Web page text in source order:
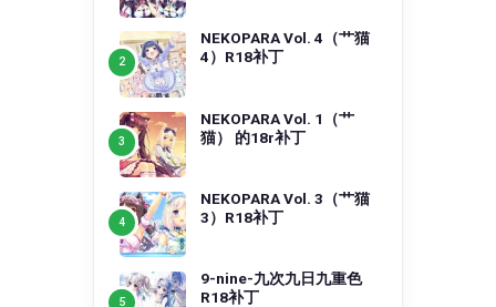
NEKOPARA Vol. 4（艹猫
4）R18补丁
NEKOPARA Vol. 1（艹
猫） 的18r补丁
NEKOPARA Vol. 3（艹猫
3）R18补丁
9-nine-九次九日九重色
R18补丁